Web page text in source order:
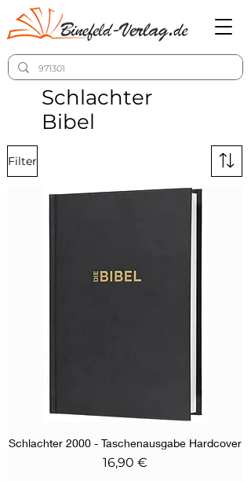
Schlachter
Bibel
Filter
Schlachter 2000 - Taschenausgabe Hardcover
Preis
16,90 €